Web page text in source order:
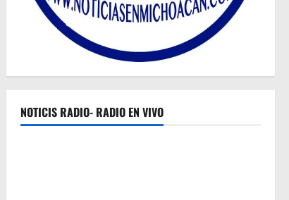
NOTICIS RADIO- RADIO EN VIVO